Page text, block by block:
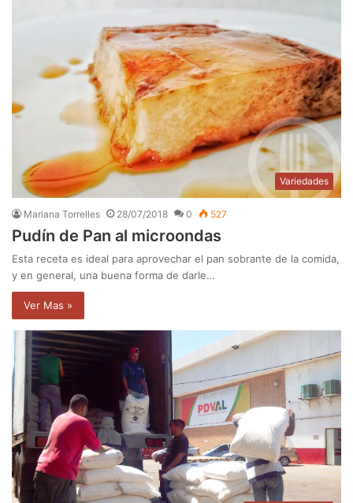
Variedades
Mariana Torrelles 28/07/2018 0 527
Pudín de Pan al microondas
Esta receta es ideal para aprovechar el pan sobrante de la comida,
y en general, una buena forma de darle…
Ver Mas »